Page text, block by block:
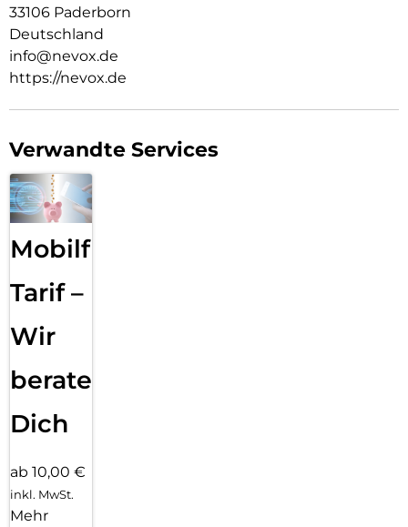
33106 Paderborn
Deutschland
info@nevox.de
https://nevox.de
Verwandte Services
Mobilfunk
Tarif –
Wir
beraten
Dich
ab 10,00 €
inkl. MwSt.
Mehr